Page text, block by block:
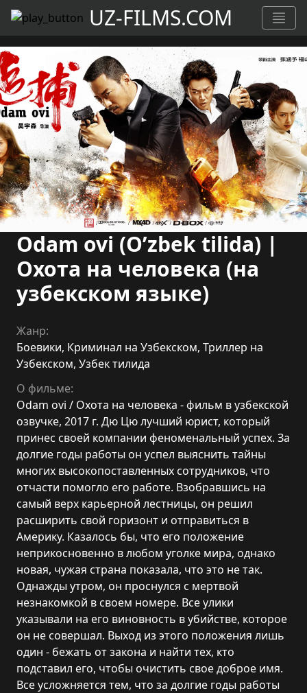
UZ-FILMS.COM
Odam ovi (O’zbek tilida) |
Охота на человека (на
узбекском языке)
Жанр:
Боевики, Криминал на Узбекском, Триллер на
Узбекском, Узбек тилида
О фильме:
Odam ovi / Охота на человека - фильм в узбекской
озвучке, 2017 г. Дю Цю лучший юрист, который
принес своей компании феноменальный успех. За
долгие годы работы он успел выяснить тайны
многих высокопоставленных сотрудников, что
отчасти помогло его работе. Взобравшись на
самый верх карьерной лестницы, он решил
расширить свой горизонт и отправиться в
Америку. Казалось бы, что его положение
неприкосновенно в любом уголке мира, однако
новая, чужая страна показала, что это не так.
Однажды утром, он проснулся с мертвой
незнакомкой в своем номере. Все улики
указывали на его виновность в убийстве, которое
он не совершал. Выход из этого положения лишь
один - бежать от закона и найти тех, кто
подставил его, чтобы очистить свое доброе имя.
Все усложняется тем, что за долгие годы работы